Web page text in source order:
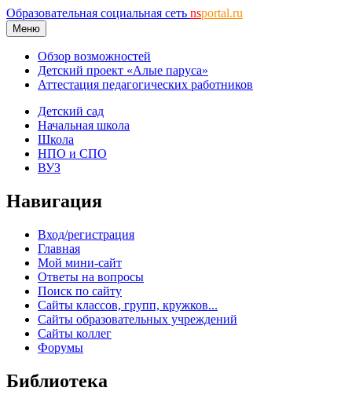
Образовательная социальная сеть nsportal.ru
Меню
Обзор возможностей
Детский проект «Алые паруса»
Аттестация педагогических работников
Детский сад
Начальная школа
Школа
НПО и СПО
ВУЗ
Навигация
Вход/регистрация
Главная
Мой мини-сайт
Ответы на вопросы
Поиск по сайту
Сайты классов, групп, кружков...
Сайты образовательных учреждений
Сайты коллег
Форумы
Библиотека